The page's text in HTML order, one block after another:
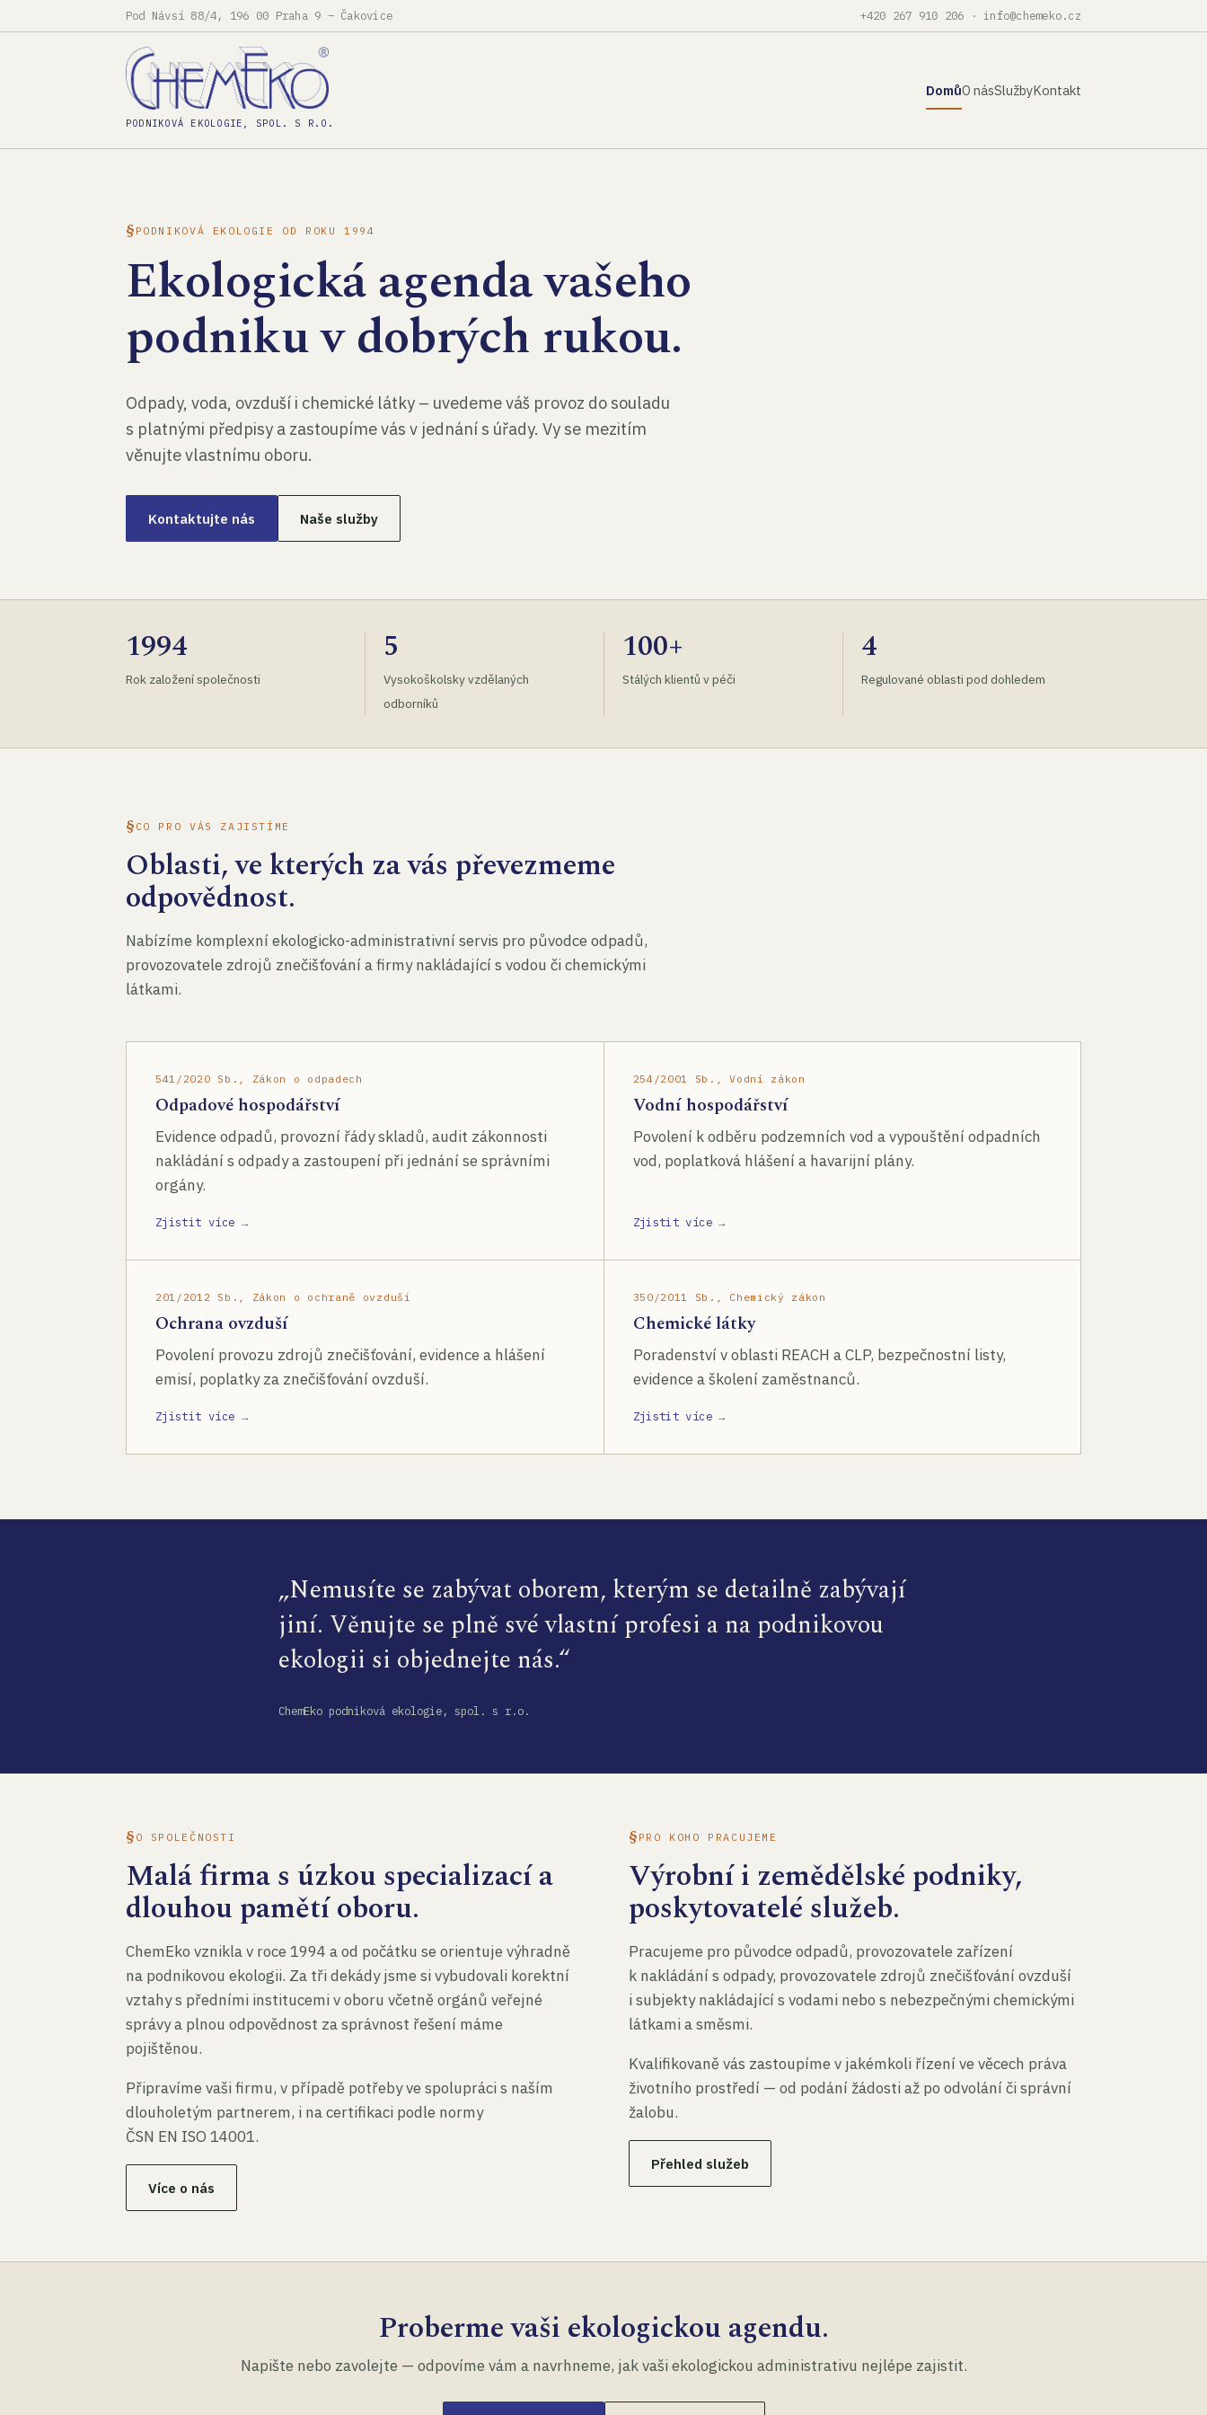
Pod Návsí 88/4, 196 00 Praha 9 – Čakovice +420 267 910 206 · info@chemeko.cz
PODNIKOVÁ EKOLOGIE, SPOL. S R.O.
DomůO násSlužbyKontakt
PODNIKOVÁ EKOLOGIE OD ROKU 1994
Ekologická agenda vašeho
podniku v dobrých rukou.
Odpady, voda, ovzduší i chemické látky – uvedeme váš provoz do souladu
s platnými předpisy a zastoupíme vás v jednání s úřady. Vy se mezitím
věnujte vlastnímu oboru.
Kontaktujte nás Naše služby
1994
Rok založení společnosti
5
Vysokoškolsky vzdělaných
odborníků
100+
Stálých klientů v péči
4
Regulované oblasti pod dohledem
CO PRO VÁS ZAJISTÍME
Oblasti, ve kterých za vás převezmeme
odpovědnost.
Nabízíme komplexní ekologicko-administrativní servis pro původce odpadů,
provozovatele zdrojů znečišťování a firmy nakládající s vodou či chemickými
látkami.
541/2020 Sb., Zákon o odpadech
Odpadové hospodářství
Evidence odpadů, provozní řády skladů, audit zákonnosti
nakládání s odpady a zastoupení při jednání se správními
orgány.
Zjistit více →
254/2001 Sb., Vodní zákon
Vodní hospodářství
Povolení k odběru podzemních vod a vypouštění odpadních
vod, poplatková hlášení a havarijní plány.
Zjistit více →
201/2012 Sb., Zákon o ochraně ovzduší
Ochrana ovzduší
Povolení provozu zdrojů znečišťování, evidence a hlášení
emisí, poplatky za znečišťování ovzduší.
Zjistit více →
350/2011 Sb., Chemický zákon
Chemické látky
Poradenství v oblasti REACH a CLP, bezpečnostní listy,
evidence a školení zaměstnanců.
Zjistit více →
„Nemusíte se zabývat oborem, kterým se detailně zabývají
jiní. Věnujte se plně své vlastní profesi a na podnikovou
ekologii si objednejte nás.“
ChemEko podniková ekologie, spol. s r.o.
O SPOLEČNOSTI
Malá firma s úzkou specializací a
dlouhou pamětí oboru.
ChemEko vznikla v roce 1994 a od počátku se orientuje výhradně
na podnikovou ekologii. Za tři dekády jsme si vybudovali korektní
vztahy s předními institucemi v oboru včetně orgánů veřejné
správy a plnou odpovědnost za správnost řešení máme
pojištěnou.
Připravíme vaši firmu, v případě potřeby ve spolupráci s naším
dlouholetým partnerem, i na certifikaci podle normy
ČSN EN ISO 14001.
Více o nás
PRO KOHO PRACUJEME
Výrobní i zemědělské podniky,
poskytovatelé služeb.
Pracujeme pro původce odpadů, provozovatele zařízení
k nakládání s odpady, provozovatele zdrojů znečišťování ovzduší
i subjekty nakládající s vodami nebo s nebezpečnými chemickými
látkami a směsmi.
Kvalifikovaně vás zastoupíme v jakémkoli řízení ve věcech práva
životního prostředí — od podání žádosti až po odvolání či správní
žalobu.
Přehled služeb
Proberme vaši ekologickou agendu.
Napište nebo zavolejte — odpovíme vám a navrhneme, jak vaši ekologickou administrativu nejlépe zajistit.